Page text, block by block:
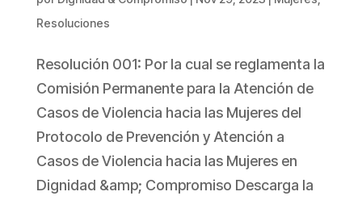
Resoluciones
Resolución 001: Por la cual se reglamenta la
Comisión Permanente para la Atención de
Casos de Violencia hacia las Mujeres del
Protocolo de Prevención y Atención a
Casos de Violencia hacia las Mujeres en
Dignidad &amp; Compromiso Descarga la